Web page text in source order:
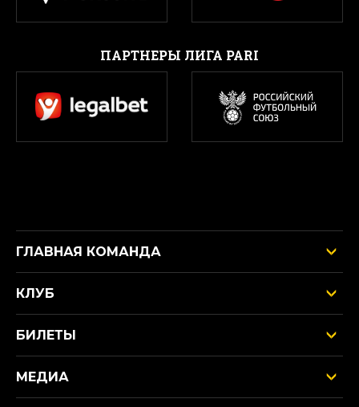
ПАРТНЕРЫ ЛИГА PARI
ГЛАВНАЯ КОМАНДА
КЛУБ
БИЛЕТЫ
МЕДИА